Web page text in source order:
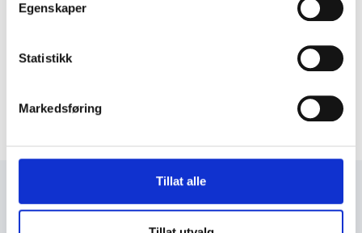
Egenskaper
Statistikk
Markedsføring
Tillat alle
+47 72 53 44 30
knut@fosengjenvinning.no